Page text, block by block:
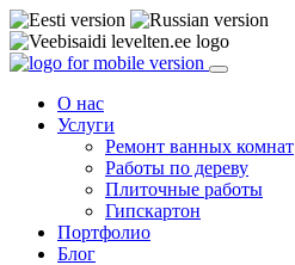
О нас
Услуги
Ремонт ванных комнат
Работы по дереву
Плиточные работы
Гипскартон
Портфолио
Блог